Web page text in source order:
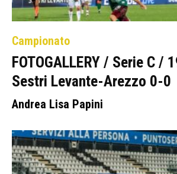
Campionato
FOTOGALLERY / Serie C /
Sestri Levante-Arezzo 0-0
Andrea Lisa Papini